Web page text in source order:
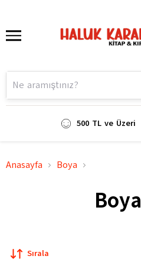
500 TL ve Üzeri
Anasayfa Boya
Boya
Sırala